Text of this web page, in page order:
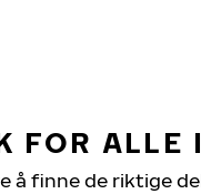
FOR
å finne de riktige